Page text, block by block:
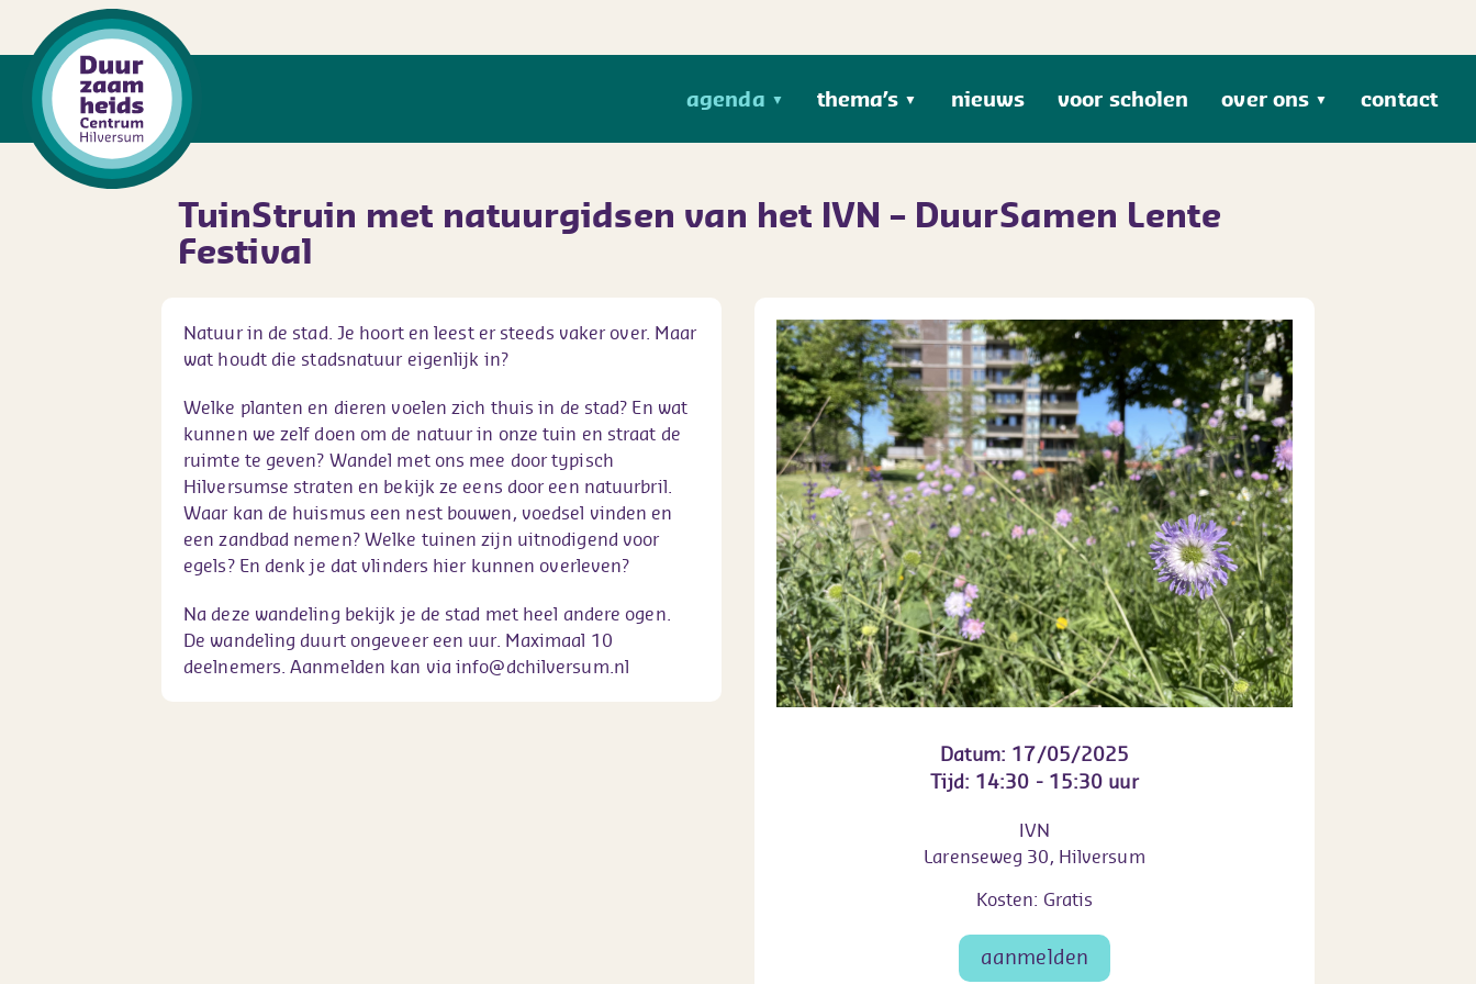
agenda ▼ thema’s ▼ nieuws voor scholen over ons ▼ contact
TuinStruin met natuurgidsen van het IVN – DuurSamen Lente
Festival
Natuur in de stad. Je hoort en leest er steeds vaker over. Maar
wat houdt die stadsnatuur eigenlijk in?
Welke planten en dieren voelen zich thuis in de stad? En wat
kunnen we zelf doen om de natuur in onze tuin en straat de
ruimte te geven? Wandel met ons mee door typisch
Hilversumse straten en bekijk ze eens door een natuurbril.
Waar kan de huismus een nest bouwen, voedsel vinden en
een zandbad nemen? Welke tuinen zijn uitnodigend voor
egels? En denk je dat vlinders hier kunnen overleven?
Na deze wandeling bekijk je de stad met heel andere ogen.
De wandeling duurt ongeveer een uur. Maximaal 10
deelnemers. Aanmelden kan via info@dchilversum.nl
Datum: 17/05/2025
Tijd: 14:30 - 15:30 uur
IVN
Larenseweg 30, Hilversum
Kosten: Gratis
aanmelden